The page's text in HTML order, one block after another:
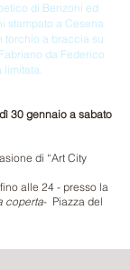
di Benzoni ed
stampato a Cesena
torchio a braccia su
da Federico
limitata.
30 gennaio a sabato
di “Art City
alle 24 - presso la
coperta- Piazza del